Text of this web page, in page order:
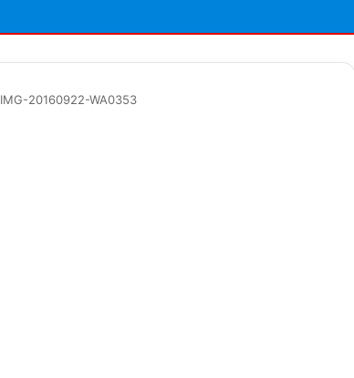
IMG-20160922-WA0353